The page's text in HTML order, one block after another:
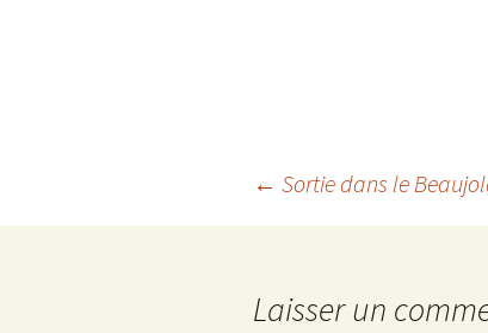
Navigation
← Sortie dans le
Laisser un